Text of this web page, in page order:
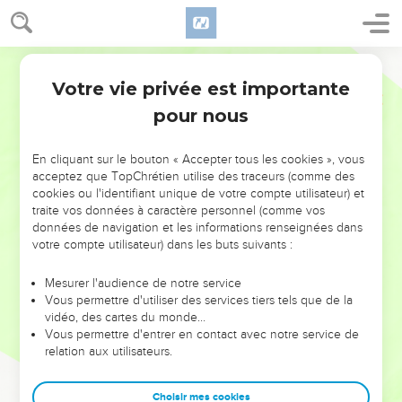
NE MANQUEZ PAS L’ÉVÉNEMENT
DE L’ANNÉE !
ET SI LEURS ERREURS POUVAIENT VOUS ÉVITER LES
VOTRES ?
leur foi ou leur vision. Mais on voit moins les doutes, les erreurs
et les saisons difficiles qu'ils ont traversés, alors même que ce
sont elles qui les ont façonnés.
Dans cette conférence, leaders, entrepreneurs, et responsables
clés pour avancer avec plus de sagesse afin que leurs erreurs
Votre vie privée est importante
pour nous
En cliquant sur le bouton « Accepter tous les cookies », vous
acceptez que TopChrétien utilise des traceurs (comme des
cookies ou l'identifiant unique de votre compte utilisateur) et
traite vos données à caractère personnel (comme vos
données de navigation et les informations renseignées dans
votre compte utilisateur) dans les buts suivants :
Mesurer l'audience de notre service
Vous permettre d'utiliser des services tiers tels que de la
vidéo, des cartes du monde…
Vous permettre d'entrer en contact avec notre service de
relation aux utilisateurs.
Choisir mes cookies